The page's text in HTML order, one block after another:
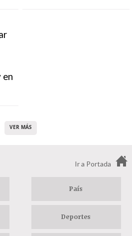
en
VER MÁS
Ir a Portada
País
Deportes